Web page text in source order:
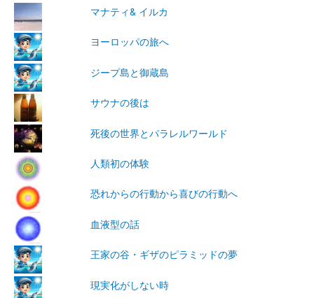
マナティ& イルカ
ヨーロッパの旅へ
ジープ島と御蔵島
サウナの後は
死後の世界とパラレルワールド
人類初の体験
恐れからの行動から喜びの行動へ
血液型の話
王家の谷・ギザのピラミッドの夢
現実化がしない時